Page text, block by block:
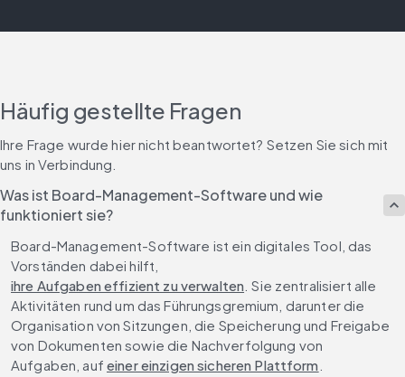
Häufig gestellte Fragen
Ihre Frage wurde hier nicht beantwortet? Setzen Sie sich mit
uns in Verbindung.
Was ist Board-Management-Software und wie
funktioniert sie?
Board-Management-Software ist ein digitales Tool, das
Vorständen dabei hilft,
ihre Aufgaben effizient zu verwalten . Sie zentralisiert alle
Aktivitäten rund um das Führungsgremium, darunter die
Organisation von Sitzungen, die Speicherung und Freigabe
von Dokumenten sowie die Nachverfolgung von
Aufgaben, auf einer einzigen sicheren Plattform